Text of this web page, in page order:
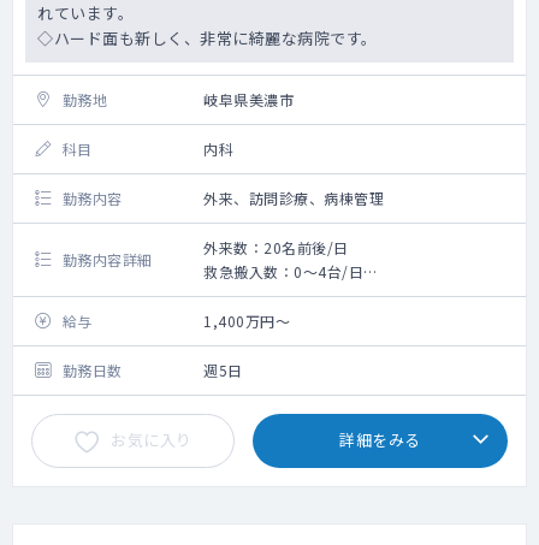
れています。
◇ハード面も新しく、非常に綺麗な病院です。
勤務地 岐阜県美濃市
科目 内科
勤務内容 外来、訪問診療、病棟管理
勤務内容詳細
外来数：20名前後/日
救急搬入数：0～4台/日
手術数：150件/年
給与
1,400万円～
勤務日数 週5日
お気に入り 詳細をみる